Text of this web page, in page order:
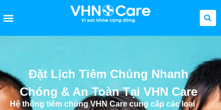
Đặt Lịch Tiêm Chủng Nhanh
Chóng & An Toàn Tại VHN Care
Hệ thống tiêm chủng VHN Care cung cấp các loại